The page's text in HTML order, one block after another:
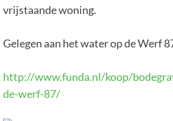
vrijstaande woning.
Gelegen aan het water op de Werf
http://www.funda.nl/koop/
de-werf-87/